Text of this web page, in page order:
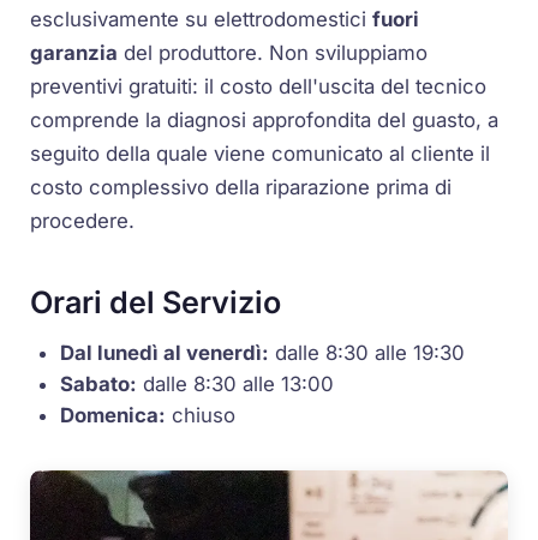
esclusivamente su elettrodomesticifuori
garanzia del produttore. Non sviluppiamo
preventivi gratuiti: il costo dell'uscita del tecnico
comprende la diagnosi approfondita del guasto, a
seguito della quale viene comunicato al cliente il
costo complessivo della riparazione prima di
procedere.
Orari del Servizio
Dal lunedì al venerdì: dalle 8:30 alle 19:30
Sabato: dalle 8:30 alle 13:00
Domenica: chiuso